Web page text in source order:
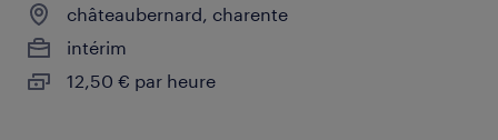
châteaubernard, charente
intérim
12,50 € par heure